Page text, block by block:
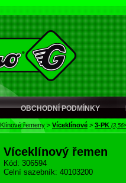
OBCHODNÍ PODMÍNKY
Klínové řemeny > Víceklínové > 3-PK
Víceklínový řemen
Kód: 306594
Celní sazebník: 40103200